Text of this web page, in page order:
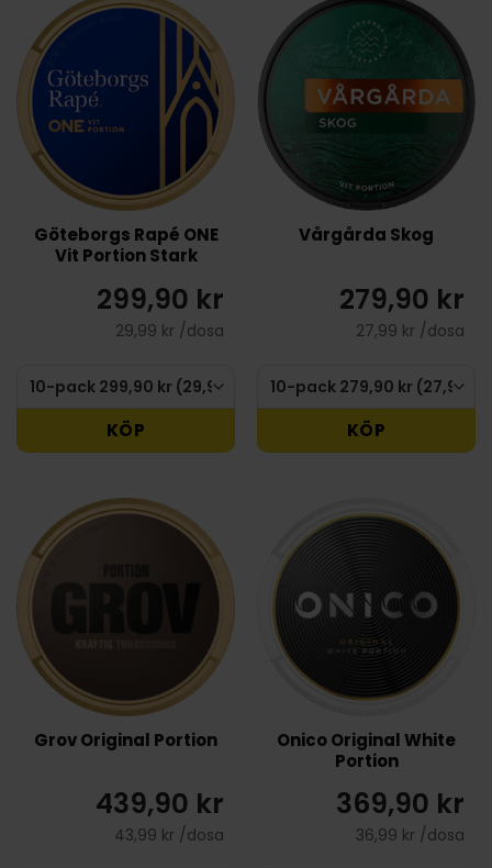
Göteborgs Rapé ONE
Vit Portion Stark
299,90 kr
29,99 kr /dosa
KÖP
Vårgårda Skog
279,90 kr
27,99 kr /dosa
KÖP
Grov Original Portion
439,90 kr
43,99 kr /dosa
Onico Original White
Portion
369,90 kr
36,99 kr /dosa